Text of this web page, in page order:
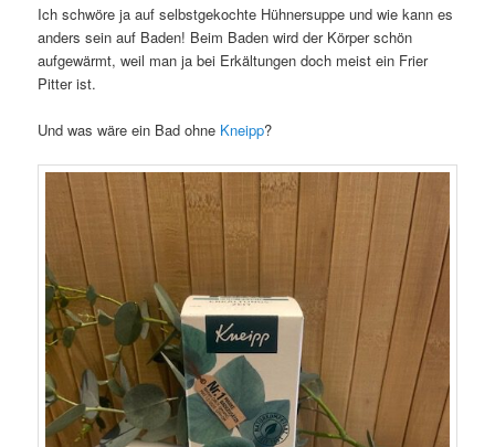
Ich schwöre ja auf selbstgekochte Hühnersuppe und wie kann es
anders sein auf Baden! Beim Baden wird der Körper schön
aufgewärmt, weil man ja bei Erkältungen doch meist ein Frier
Pitter ist.
Und was wäre ein Bad ohne Kneipp?